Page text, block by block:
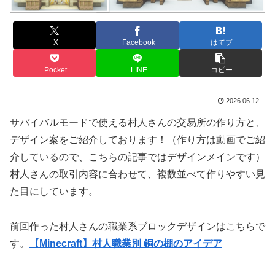
X Facebook はてブ
Pocket LINE コピー
2026.06.12
サバイバルモードで使える村人さんの交易所の作り方と、
デザイン案をご紹介しております！（作り方は動画でご紹
介しているので、こちらの記事ではデザインメインです）
村人さんの取引内容に合わせて、複数並べて作りやすい見
た目にしています。
前回作った村人さんの職業系ブロックデザインはこちらで
す。
【Minecraft】村人職業別 銅の棚のアイデア